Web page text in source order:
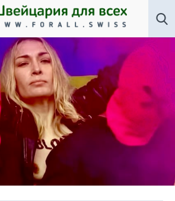
Новости»Цветы запоздалые.
по Венецианской биеннале